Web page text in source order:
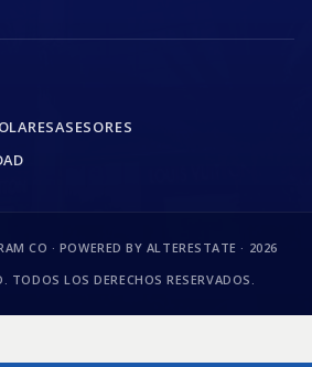
ASESORES
CO · POWERED BY ALTERESTATE · 2026
TODOS LOS DERECHOS RESERVADOS.